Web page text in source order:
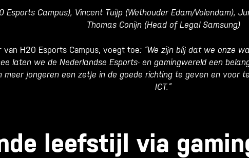
Esports Campus), Vincent Tuijp (Wethouder Edam/Volendam),
Thomas Conijn (Head of Legal Samsung)
van H20 Esports Campus, voegt toe: “We zijn blij dat we onze
laten we de Nederlandse Esports- en gamingwereld een
jongeren een zetje in de goede richting te geven en voor
ICT.”
leefstijl via